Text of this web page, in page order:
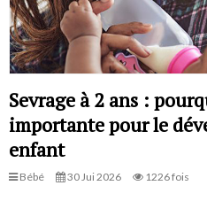
Sevrage à 2 ans :
importante pour le
enfant
Bébé 30 Jui 2026 1226 fois